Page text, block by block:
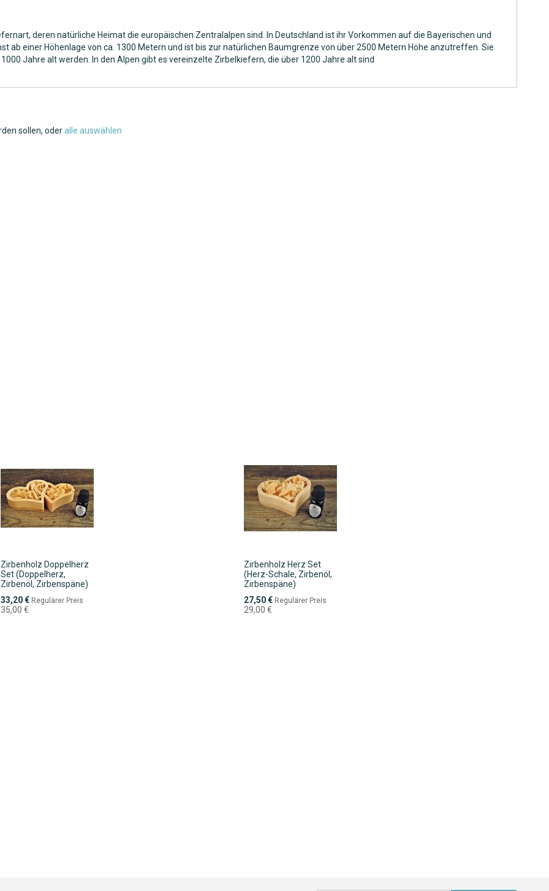
deren natürliche Heimat die europäischen Zentralalpen sind. In Deutschland ist ihr Vorkommen auf die Bayerischen und
ab einer Höhenlage von ca. 1300 Metern und ist bis zur natürlichen Baumgrenze von über 2500 Metern Höhe anzutreffen. Sie
Jahre alt werden. In den Alpen gibt es vereinzelte Zirbelkiefern, die über 1200 Jahre alt sind
sollen, oderalle auswählen
Zirbenholz Doppelherz
Set (Doppelherz,
Zirbenöl, Zirbenspäne)
Sonderpreis
33,20 € Regulärer Preis
35,00 €
Zirbenholz Herz Set
(Herz-Schale, Zirbenöl,
Zirbenspäne)
Sonderpreis
27,50 € Regulärer Preis
29,00 €